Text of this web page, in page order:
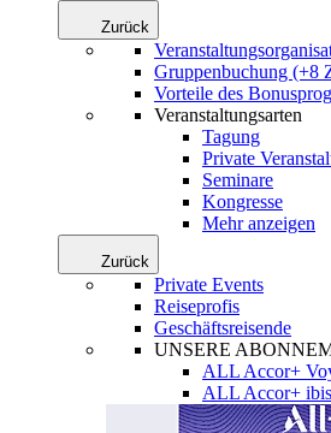
Zurück
Gruppenbuchung (+8
Vorteile des
Veranstaltungsarten
Tagung
Private
Seminare
Kongresse
Mehr anzeigen
Zurück
Private Events
Reiseprofis
Geschäftsreisende
UNSERE
ALL Accor+
ALL Accor+ ibis